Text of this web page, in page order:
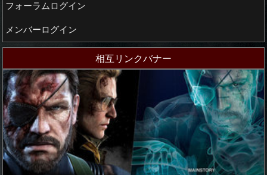
フォーラムログイン
メンバーログイン
相互リンクバナー